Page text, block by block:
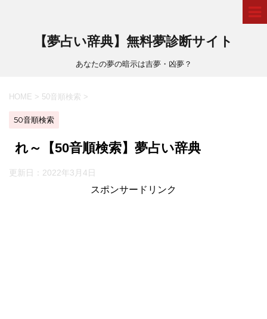
【夢占い辞典】無料夢診断サイト
あなたの夢の暗示は吉夢・凶夢？
HOME > 50音順検索 >
50音順検索
れ～【50音順検索】夢占い辞典
更新日： 2022年3月4日
スポンサードリンク